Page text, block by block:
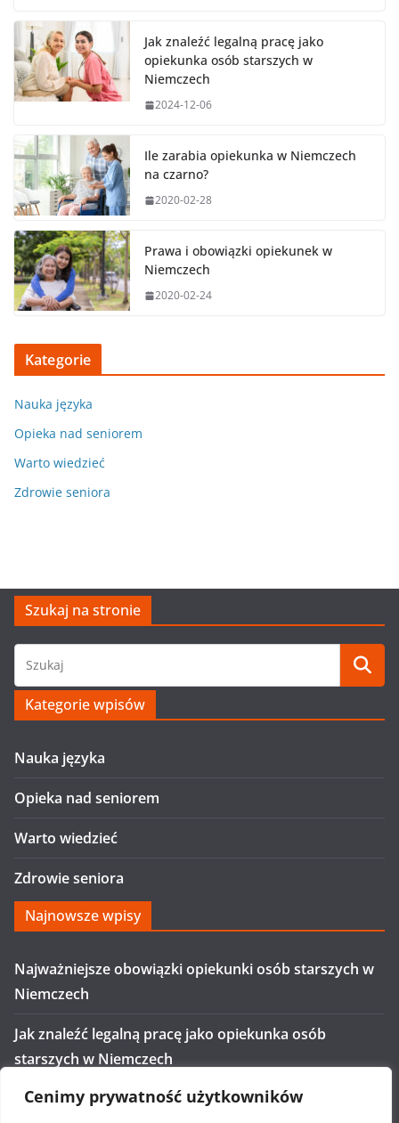
Cenimy prywatność użytkowników
Jak znaleźć legalną pracę jako
opiekunka osób starszych w
Niemczech
2024-12-06
Ile zarabia opiekunka w Niemczech
na czarno?
2020-02-28
Prawa i obowiązki opiekunek w
Niemczech
2020-02-24
Kategorie
Nauka języka
Opieka nad seniorem
Warto wiedzieć
Zdrowie seniora
Szukaj na stronie
Kategorie wpisów
Nauka języka
Opieka nad seniorem
Warto wiedzieć
Zdrowie seniora
Najnowsze wpisy
Najważniejsze obowiązki opiekunki osób starszych w
Niemczech
Jak znaleźć legalną pracę jako opiekunka osób
starszych w Niemczech
Ile zarabia opiekunka w Niemczech na czarno?